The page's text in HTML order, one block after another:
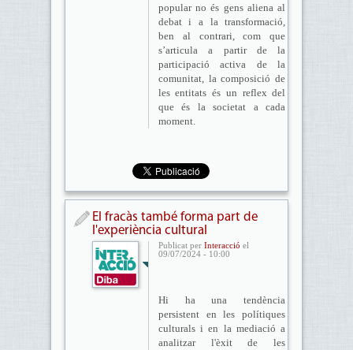
popular no és gens aliena al
debat i a la transformació,
ben al contrari, com que
s’articula a partir de la
participació activa de la
comunitat, la composició de
les entitats és un reflex del
que és la societat a cada
moment.
El fracàs també forma part de
l'experiència cultural
Publicat per Interacció el
09/07/2024 - 10:00
Hi ha una tendència
persistent en les polítiques
culturals i en la mediació a
analitzar l'èxit de les